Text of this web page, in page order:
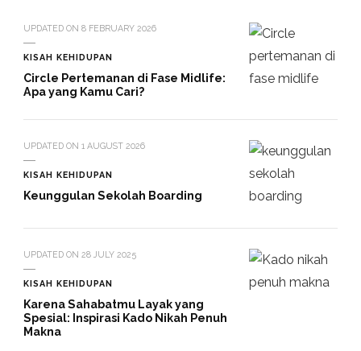
UPDATED ON 8 FEBRUARY 2026
KISAH KEHIDUPAN
Circle Pertemanan di Fase Midlife:
Apa yang Kamu Cari?
UPDATED ON 1 AUGUST 2026
KISAH KEHIDUPAN
Keunggulan Sekolah Boarding
UPDATED ON 28 JULY 2025
KISAH KEHIDUPAN
Karena Sahabatmu Layak yang
Spesial: Inspirasi Kado Nikah Penuh
Makna